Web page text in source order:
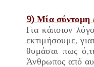
9) Μία σύντομη
Για κάποιον
εκτιμήσουμε,
θυμάσαι πως
Άνθρωπος από